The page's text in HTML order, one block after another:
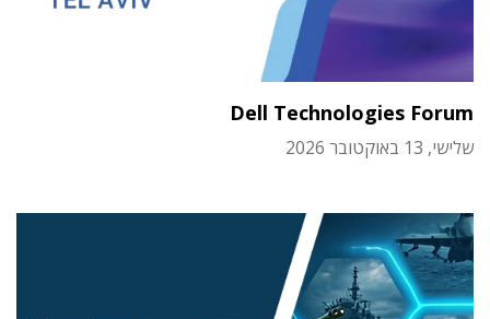
Dell Technologies Forum
שלישי, 13 באוקטובר 2026